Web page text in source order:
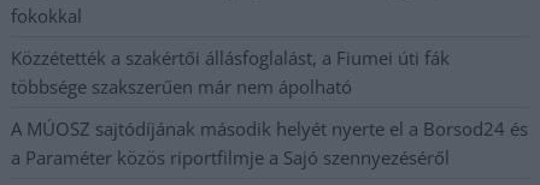
fokokkal
Közzétették a szakértői állásfoglalást, a Fiumei úti fák
többsége szakszerűen már nem ápolható
A MÚOSZ sajtódíjának második helyét nyerte el a Borsod24 és
a Paraméter közös riportfilmje a Sajó szennyezéséről